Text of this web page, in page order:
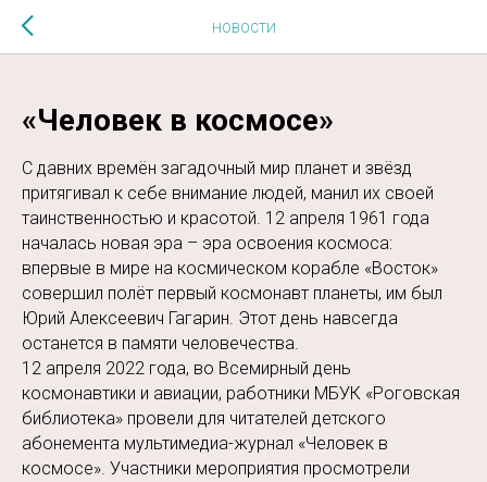
$MESSAGE$
НОВОСТИ
«Человек в космосе»
С давних времён загадочный мир планет и звёзд
притягивал к себе внимание людей, манил их своей
таинственностью и красотой. 12 апреля 1961 года
началась новая эра – эра освоения космоса:
впервые в мире на космическом корабле «Восток»
совершил полёт первый космонавт планеты, им был
Юрий Алексеевич Гагарин. Этот день навсегда
останется в памяти человечества.
12 апреля 2022 года, во Всемирный день
космонавтики и авиации, работники МБУК «Роговская
библиотека» провели для читателей детского
абонемента мультимедиа-журнал «Человек в
космосе». Участники мероприятия просмотрели